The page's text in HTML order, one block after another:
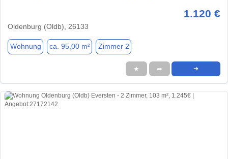
1.120 €
Oldenburg (Oldb), 26133
Wohnung ca. 95,00 m² Zimmer 2
★ ➦ ➜